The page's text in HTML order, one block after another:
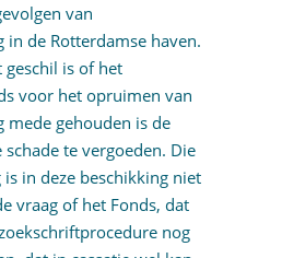
van
de Rotterdamse haven.
geschil is of het
voor het opruimen van
gehouden is de
te vergoeden. Die
in deze beschikking niet
vraag of het Fonds, dat
nog